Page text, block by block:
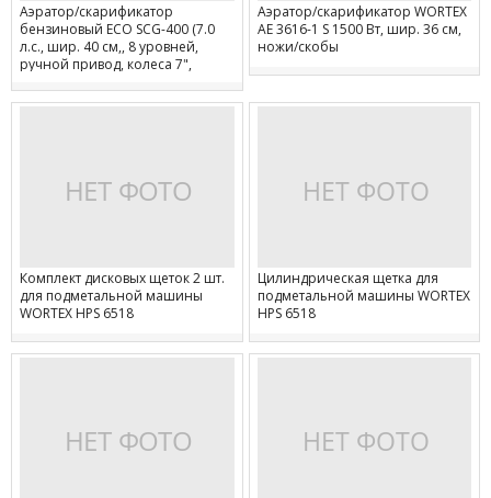
Аэратор/скарификатор
бензиновый ECO SCG-400 (7.0
л.с., шир. 40 см,, 8 уровней,
ручной привод, колеса 7",
Аэратор/скарификатор WORTEX
AE 3616-1 S 1500 Вт, шир. 36 см,
ножи/скобы
Комплект дисковых щеток 2 шт.
для подметальной машины
WORTEX HPS 6518
Цилиндрическая щетка для
подметальной машины WORTEX
HPS 6518